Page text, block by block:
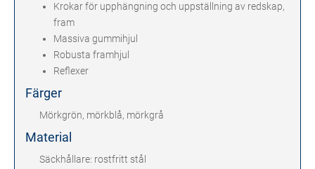
Krokar för upphängning och uppställning av redskap,
fram
Massiva gummihjul
Robusta framhjul
Reflexer
Färger
Mörkgrön, mörkblå, mörkgrå
Material
Säckhållare: rostfritt stål